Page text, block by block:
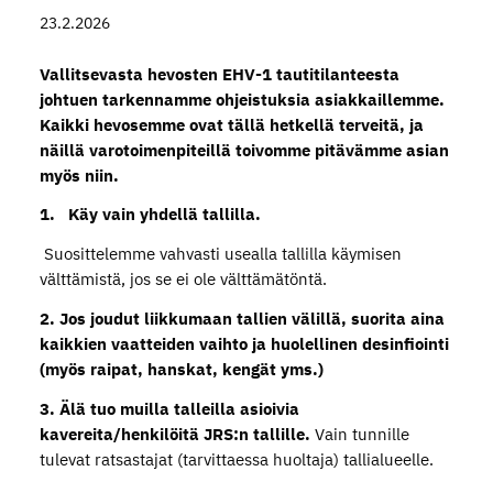
23.2.2026
Vallitsevasta hevosten EHV-1 tautitilanteesta
johtuen tarkennamme ohjeistuksia asiakkaillemme.
Kaikki hevosemme ovat tällä hetkellä terveitä, ja
näillä varotoimenpiteillä toivomme pitävämme asian
myös niin.
1. Käy vain yhdellä tallilla.
Suosittelemme vahvasti usealla tallilla käymisen
välttämistä, jos se ei ole välttämätöntä.
2. Jos joudut liikkumaan tallien välillä, suorita aina
kaikkien vaatteiden vaihto ja huolellinen desinfiointi
(myös raipat, hanskat, kengät yms.)
3. Älä tuo muilla talleilla asioivia
kavereita/henkilöitä JRS:n tallille. Vain tunnille
tulevat ratsastajat (tarvittaessa huoltaja) tallialueelle.